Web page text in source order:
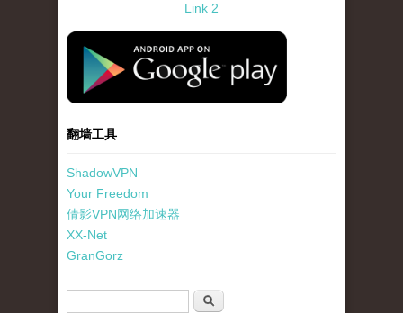
Link 2
standard-icon-googleplay-app-store.png
翻墙工具
ShadowVPN
Your Freedom
倩影VPN网络加速器
XX-Net
GranGorz
搜索